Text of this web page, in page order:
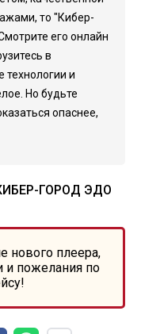
то "Кибер-
его онлайн
в
и
Но будьте
опаснее,
ГОРОД ЭДО
нового плеера,
и пожелания по